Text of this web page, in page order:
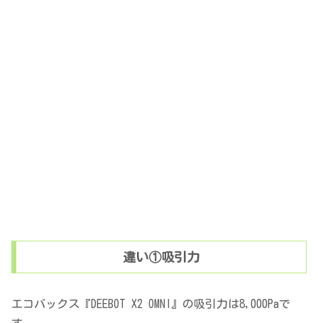
違い①吸引力
エコバックス『DEEBOT X2 OMNI』の吸引力は8,000Paで